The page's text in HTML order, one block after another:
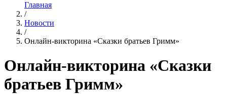
Главная
/
Новости
/
Онлайн-викторина «Сказки братьев Гримм»
Онлайн-викторина «Сказки
братьев Гримм»